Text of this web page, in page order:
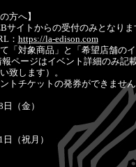
方へ】
サイトからの受付のみとなりま
： https://la-edison.com
「対象商品」と「希望店舗の
報ページはイベント詳細のみ
致します）。
トチケットの発券ができませ
（金）
（祝月）